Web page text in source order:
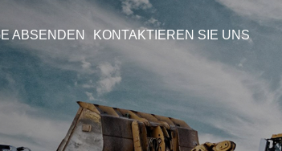
ABSENDEN KONTAKTIEREN SIE UNS